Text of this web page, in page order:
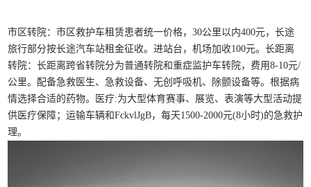
市区转院：市区救护车租赁患者统一价格，30公里以内400元，长途
旅行部分按长途汽车站租金征收。进站台，机场加收100元。长距离
转院：长距离跨省转院分为普通转院和重症监护车转院，费用8-10元/
公里。配备急救医生、急救设备、无创呼吸机、除颤设备等。根据病
情选择合适的药物。医疗:为大型体育赛事、展览、表演等大型活动提
供医疗保障；运输车辆和FckvlJgB，每天1500-2000元(8小时)的急救护
理。